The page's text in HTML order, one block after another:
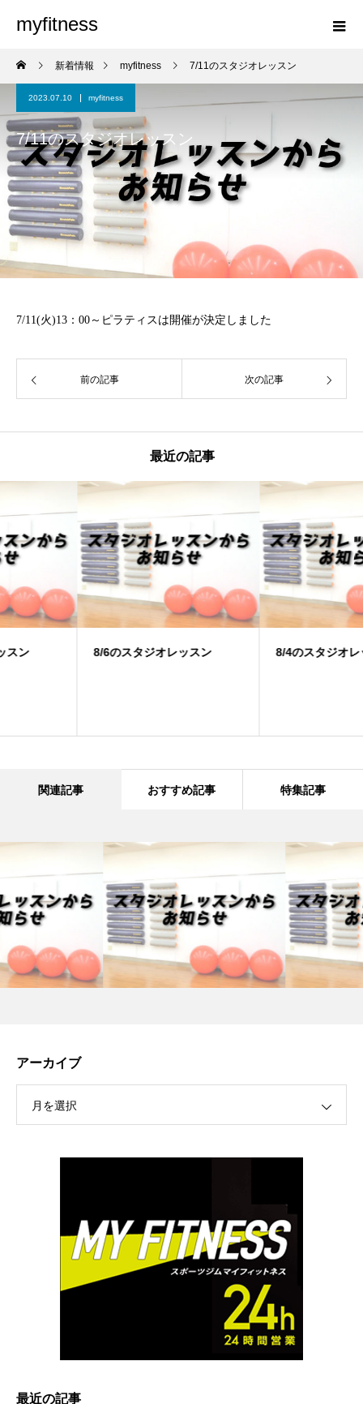
myfitness
新着情報 myfitness 7/11のスタジオレッスン
2023.07.10 myfitness
7/11のスタジオレッスン
7/11(火)13：00～ピラティスは開催が決定しました
前の記事 次の記事
最近の記事
8/6のスタジオレッスン 8/4のスタジオレッスン
関連記事 おすすめ記事 特集記事
アーカイブ
月を選択
最近の記事